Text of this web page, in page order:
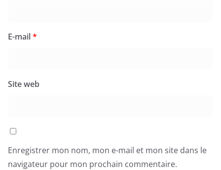
E-mail*
Site web
Enregistrer mon nom, mon e-mail et mon site dans le
navigateur pour mon prochain commentaire.